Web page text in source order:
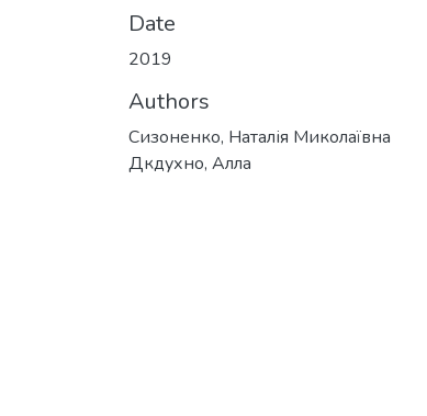
Date
2019
Authors
Сизоненко, Наталія Миколаївна
Дкдухно, Алла